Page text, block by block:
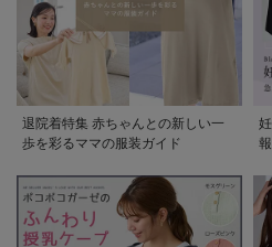
退院着特集 赤ちゃんとの新しい一
歩を彩るママの服装ガイド